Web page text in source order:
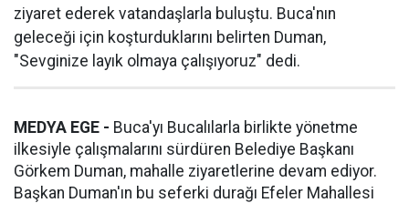
ziyaret ederek vatandaşlarla buluştu. Buca'nın
geleceği için koşturduklarını belirten Duman,
"Sevginize layık olmaya çalışıyoruz" dedi.
MEDYA EGE - Buca'yı Bucalılarla birlikte yönetme
ilkesiyle çalışmalarını sürdüren Belediye Başkanı
Görkem Duman, mahalle ziyaretlerine devam ediyor.
Başkan Duman'ın bu seferki durağı Efeler Mahallesi